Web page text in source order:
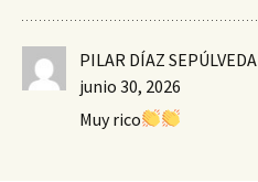
PILAR DÍAZ SEPÚLVEDA
junio 30, 2026
Muy rico